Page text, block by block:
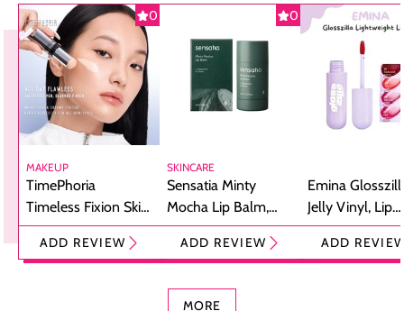
0
MAKEUP
TimePhoria
Timeless Fixion Skin
Tint Stick,
Foundation dan
ADD REVIEW
0
SKINCARE
Sensatia Minty
Mocha Lip Balm,
Pelembap Bibir
dengan Aroma
ADD REVIEW
Emina
Jelly Vinyl, Lip
Cream Glossy
Ringan
ADD
MORE